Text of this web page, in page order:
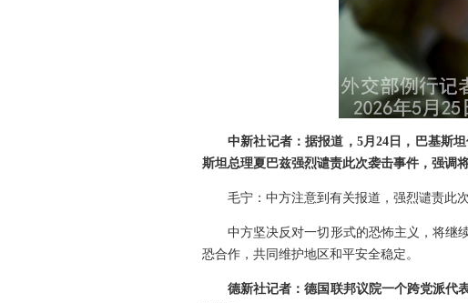
中新社记者：据报道，5月24日，巴基斯
斯坦总理夏巴兹强烈谴责此次袭击事件，强调
毛宁：中方注意到有关报道，强烈谴责此
中方坚决反对一切形式的恐怖主义，将继
恐合作，共同维护地区和平安全稳定。
德新社记者：德国联邦议院一个跨党派代